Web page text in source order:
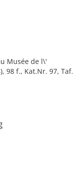
Musée de l\'
98 f., Kat.Nr. 97, Taf.